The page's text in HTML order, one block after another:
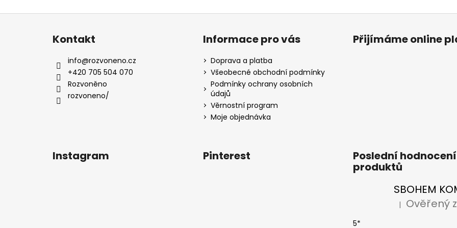
Z
Kontakt
info@rozvoneno.cz
+420 705 504 070
Rozvoněno
rozvoneno/
Informace pro vás
Doprava a platba
Všeobecné obchodní podmínky
Podmínky ochrany osobních
údajů
Věrnostní program
Moje objednávka
Přijímáme online
Instagram Pinterest Poslední hodnocení
produktů
Hodnocení
|
5*